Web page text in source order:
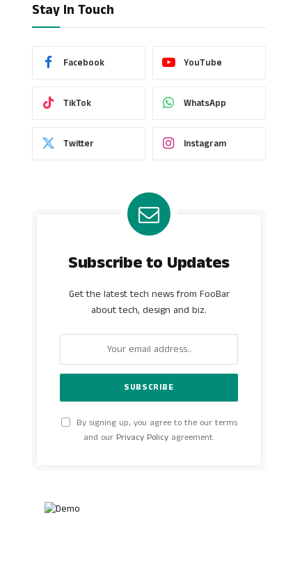
Stay In Touch
Facebook YouTube
TikTok WhatsApp
Twitter Instagram
Subscribe to Updates
Get the latest tech news from FooBar
about tech, design and biz.
By signing up, you agree to the our terms
and our Privacy Policy agreement.